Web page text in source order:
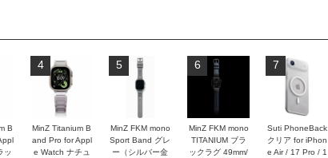
B
ッ
4
MinZ Titanium B
and Pro for Appl
e Watch ナチュ
5
MinZ FKM mono
Sport Band グレ
ー（シルバー金
6
MinZ FKM mono
TITANIUM ブラ
ックラグ 49mm/
7
Suti PhoneBack
クリア for iPhon
e Air / 17 Pro / 1